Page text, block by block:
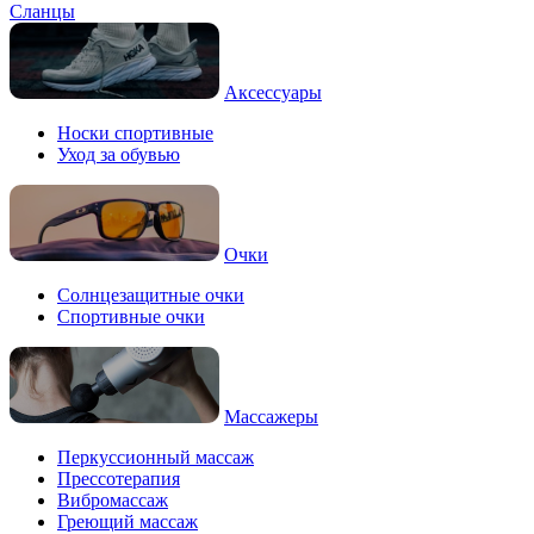
Сланцы
Аксессуары
Носки спортивные
Уход за обувью
Очки
Солнцезащитные очки
Спортивные очки
Массажеры
Перкуссионный массаж
Прессотерапия
Вибромассаж
Греющий массаж